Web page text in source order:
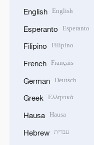
English English
Esperanto Esperanto
Filipino Filipino
French Français
German Deutsch
Greek Ελληνικά
Hausa Hausa
Hebrew עברית